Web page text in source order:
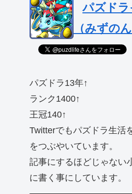
パズドラ
（みずのん
パズドラ13年↑
ランク1400↑
王冠140↑
Twitterでもパズドラ生活
をつぶやいています。
記事にするほどじゃない
に書く事にしています。